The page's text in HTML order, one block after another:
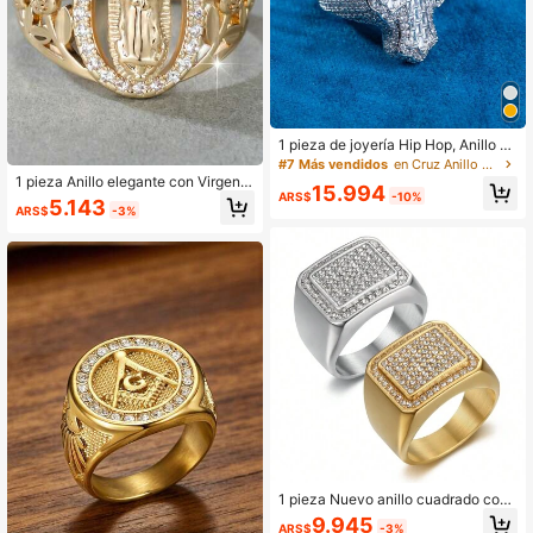
1 pieza Anillo elegante con Virgen
María incrustado de circonita cúbic
a, adecuado para mujeres, estilo hip
ARS$5.143 -3%
1 pieza de joyería Hip Hop, Anillo de
plata con plateado real incrustado c
uñas, diseño de flores con triple bag
#7 Más vendidos en Cruz Anillo Único para Hombre
ARS$15.994 -10%
1 pieza Nuevo anillo cuadrado con
estilo hip hop de acero de titanio en
ARS$9.945 -3%